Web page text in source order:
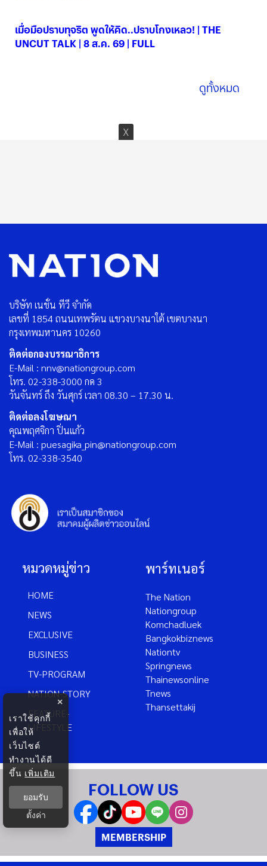
เมื่อมือปราบทุจริต พูดให้คิด..ปราบโกงเหลว! | THE
UNCUT TALK | 8 ส.ค. 69 | FULL
ดูทั้งหมด
บริษัท เนชั่น ทีวี จำกัด
เลขที่ 1854 ถนนเทพรัตน แขวงบางนาใต้ เขตบางนา
กรุงเทพมหานคร 10260
ติดต่อกองบรรณาธิการ
E-Mail : nnv@nationgroup.com
โทร. 02-338-3000 กด 3
วันจันทร์ ถึง วันศุกร์ เวลา 08.30 – 17.30 น.
ติดต่อลงโฆษณา
คุณพฤศจิกา ปิ่นแก้ว
E-Mail : puesagika_pin@nationgroup.com
โทร. 02-338-3540
หมวดหมู่ข่าว
HOME
NEWS
EXCLUSIVE
BUSINESS
TV-PROGRAM
NATION-STORY
FEATURE-
LIFESTYLE
พาร์ทเนอร์
The Nation
Nationgroup
Komchadluek
Bangkokbiznews
Nationtv
Springnews
Thainewsonline
Tnews
Thansettakij
FOLLOW US
MEMBERSHIP
×
เราใช้คุกกี้
เพื่อให้
เว็บไซต์
ทำงานได้ดี
ขึ้น เพิ่มเติม
ยอมรับ
ตั้งค่า